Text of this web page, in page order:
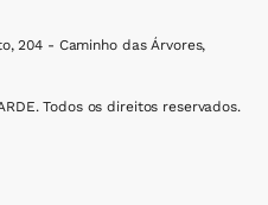
204 - Caminho das Árvores,
Todos os direitos reservados.